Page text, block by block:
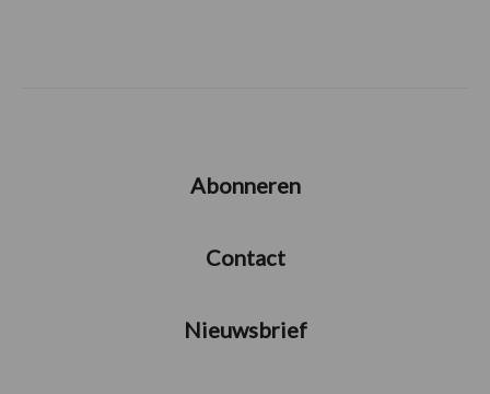
Abonneren
Contact
Nieuwsbrief